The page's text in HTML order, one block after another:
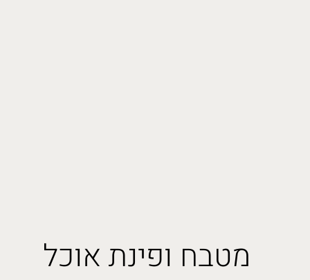
מטבח ופינת אוכל
מטבח ופינת אוכל